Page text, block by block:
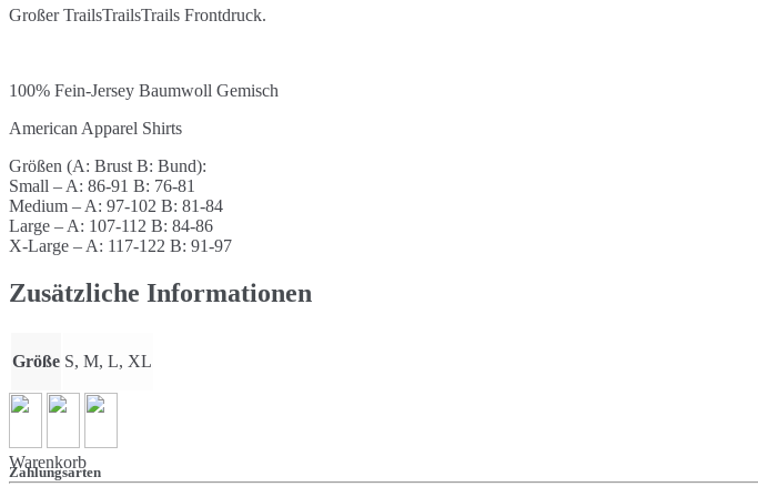
Großer TrailsTrailsTrails Frontdruck.
100% Fein-Jersey Baumwoll Gemisch
American Apparel Shirts
Größen (A: Brust B: Bund):
Small – A: 86-91 B: 76-81
Medium – A: 97-102 B: 81-84
Large – A: 107-112 B: 84-86
X-Large – A: 117-122 B: 91-97
Zusätzliche Informationen
Größe S, M, L, XL
Warenkorb
Zahlungsarten